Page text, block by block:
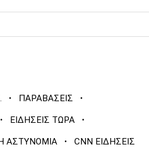
· ΠΑΡΑΒΑΣΕΙΣ ·
· ΕΙΔΗΣΕΙΣ ΤΩΡΑ ·
ΑΣΤΥΝΟΜΙΑ · CNN ΕΙΔΗΣΕΙΣ